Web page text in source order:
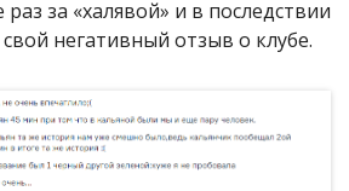
за «халявой» и в последствии
негативный отзыв о клубе.